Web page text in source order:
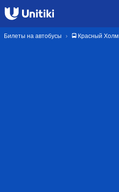
Билеты на автобусы 🚍 Красный Холм